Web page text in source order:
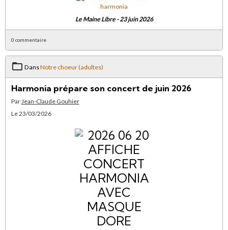
Le Maine Libre - 23 juin 2026
0 commentaire
DansNotre choeur (adultes)
Harmonia prépare son concert de juin 2026
ParJean-Claude Gouhier
Le 23/03/2026